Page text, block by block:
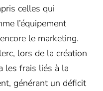
celles qui
l’équipement
le marketing.
lors de la création
les frais liés à la
générant un déficit